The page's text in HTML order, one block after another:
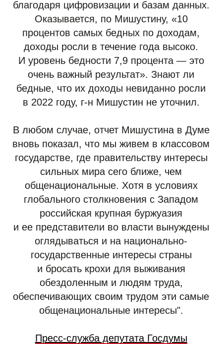
благодаря цифровизации и базам данных.
Оказывается, по Мишустину, «10
процентов самых бедных по доходам,
доходы росли в течение года высоко.
И уровень бедности 7,9 процента — это
очень важный результат». Знают ли
бедные, что их доходы невиданно росли
в 2022 году, г-н Мишустин не уточнил.
В любом случае, отчет Мишустина в Думе
вновь показал, что мы живем в классовом
государстве, где правительству интересы
сильных мира сего ближе, чем
общенациональные. Хотя в условиях
глобального столкновения с Западом
российская крупная буржуазия
и ее представители во власти вынуждены
оглядываться и на национально-
государственные интересы страны
и бросать крохи для выживания
обездоленным и людям труда,
обеспечивающих своим трудом эти самые
общенациональные интересы".
Пресс-служба депутата Госдумы